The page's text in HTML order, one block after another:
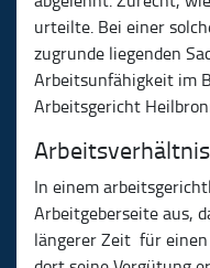
urteilte. Bei einer
zugrunde liegenden
Arbeitsunfähigkeit im
Arbeitsgericht
In einem
Arbeitgeberseite aus,
längerer Zeit für